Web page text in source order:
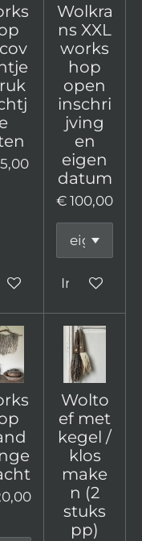
e
Wolkra
ns XXL
works
hop
open
inschri
jving
en
eigen
datum
€ 100,00
In
Wolto
ef met
kegel /
klos
make
n (2
stuks
pp)